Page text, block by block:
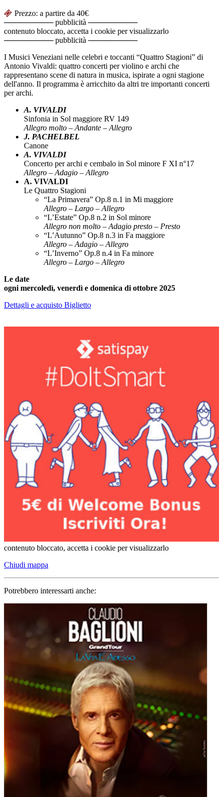
Prezzo: a partire da 40€
───────── pubblicità ─────────
contenuto bloccato, accetta i cookie per visualizzarlo
───────── pubblicità ─────────
I Musici Veneziani nelle celebri e toccanti “Quattro Stagioni” di
Antonio Vivaldi: quattro concerti per violino e archi che
rappresentano scene di natura in musica, ispirate a ogni stagione
dell'anno. Il programma è arricchito da altri tre importanti concerti
per archi.
A. VIVALDI
Sinfonia in Sol maggiore RV 149
Allegro molto – Andante – Allegro
J. PACHELBEL
Canone
A. VIVALDI
Concerto per archi e cembalo in Sol minore F XI n°17
Allegro – Adagio – Allegro
A. VIVALDI
Le Quattro Stagioni
“La Primavera” Op.8 n.1 in Mi maggiore
Allegro – Largo – Allegro
“L’Estate” Op.8 n.2 in Sol minore
Allegro non molto – Adagio presto – Presto
“L’Autunno” Op.8 n.3 in Fa maggiore
Allegro – Adagio – Allegro
“L’Inverno” Op.8 n.4 in Fa minore
Allegro – Largo – Allegro
Le date
ogni mercoledì, venerdì e domenica di ottobre 2025
Dettagli e acquisto Biglietto
contenuto bloccato, accetta i cookie per visualizzarlo
Chiudi mappa
Potrebbero interessarti anche: